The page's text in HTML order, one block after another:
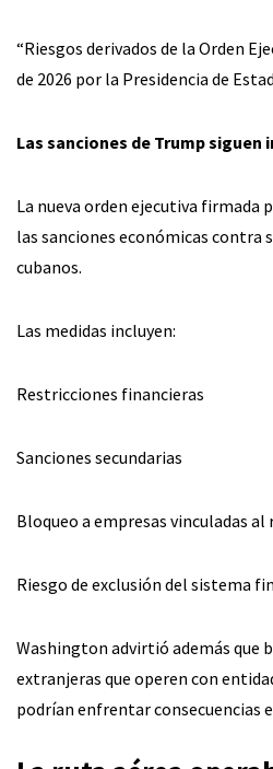
“Riesgos derivados de la Orden
de 2026 por la Presidencia de
Las sanciones de Trump siguen
La nueva orden ejecutiva firmada
las sanciones económicas contra
cubanos.
Las medidas incluyen:
Restricciones financieras
Sanciones secundarias
Bloqueo a empresas vinculadas al
Riesgo de exclusión del sistema
Washington advirtió además que
extranjeras que operen con
podrían enfrentar consecuencias